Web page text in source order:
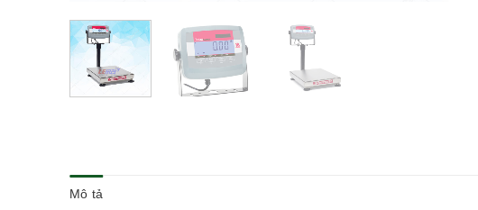
Mô tả